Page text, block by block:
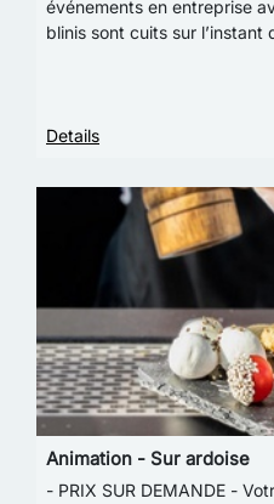
événements en entreprise
blinis sont cuits sur
Details
Animation - Sur ardoise
- PRIX SUR DEMANDE -